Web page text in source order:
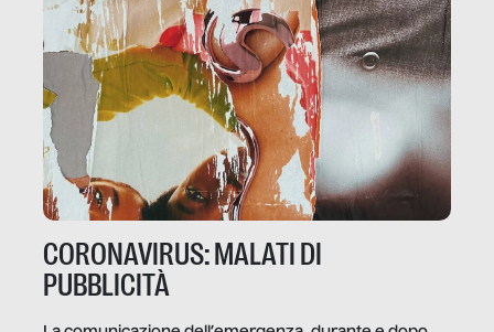
CORONAVIRUS: MALATI DI
PUBBLICITÀ